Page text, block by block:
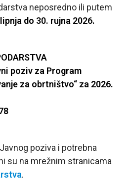
neposredno ili putem
do 30. rujna 2026.
poziv za Program
za obrtništvo“ za 2026.
poziva i potrebna
su na mrežnim stranicama
.